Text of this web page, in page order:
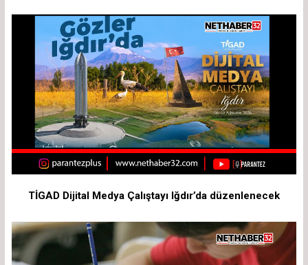
TİGAD Dijital Medya Çalıştayı Iğdır’da düzenlenecek